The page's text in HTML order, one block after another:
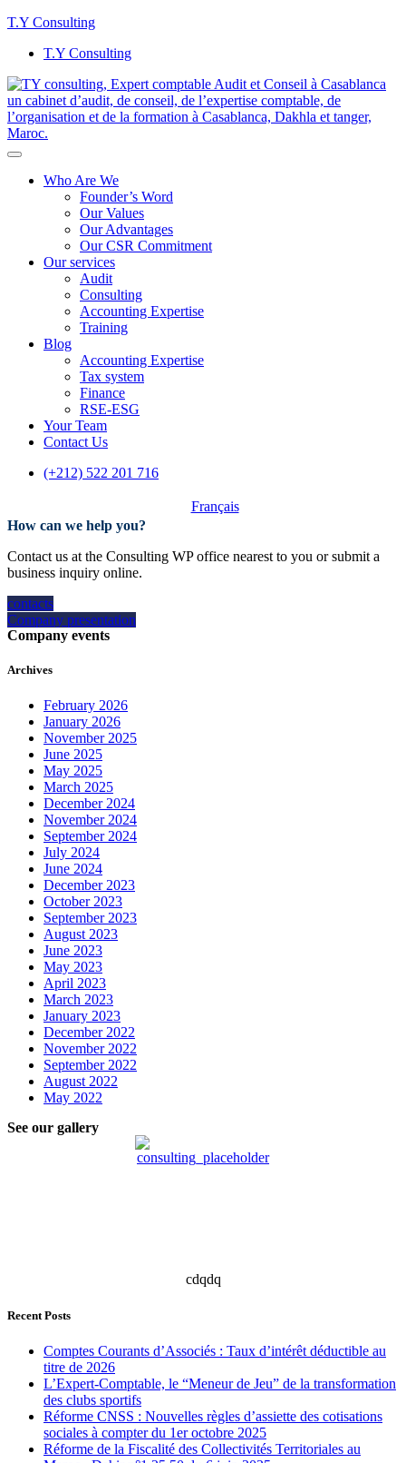
T.Y Consulting
T.Y Consulting
Who Are We
Founder’s Word
Our Values
Our Advantages
Our CSR Commitment
Our services
Audit
Consulting
Accounting Expertise
Training
Blog
Accounting Expertise
Tax system
Finance
RSE-ESG
Your Team
Contact Us
(+212) 522 201 716
Français
How can we help you?
Contact us at the Consulting WP office nearest to you or submit a
business inquiry online.
contacts
Company presentation
Company events
Archives
February 2026
January 2026
November 2025
June 2025
May 2025
March 2025
December 2024
November 2024
September 2024
July 2024
June 2024
December 2023
October 2023
September 2023
August 2023
June 2023
May 2023
April 2023
March 2023
January 2023
December 2022
November 2022
September 2022
August 2022
May 2022
See our gallery
cdqdq
Recent Posts
Comptes Courants d’Associés : Taux d’intérêt déductible au
titre de 2026
L’Expert-Comptable, le “Meneur de Jeu” de la transformation
des clubs sportifs
Réforme CNSS : Nouvelles règles d’assiette des cotisations
sociales à compter du 1er octobre 2025
Réforme de la Fiscalité des Collectivités Territoriales au